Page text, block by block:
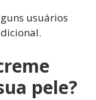
usuários
pele?